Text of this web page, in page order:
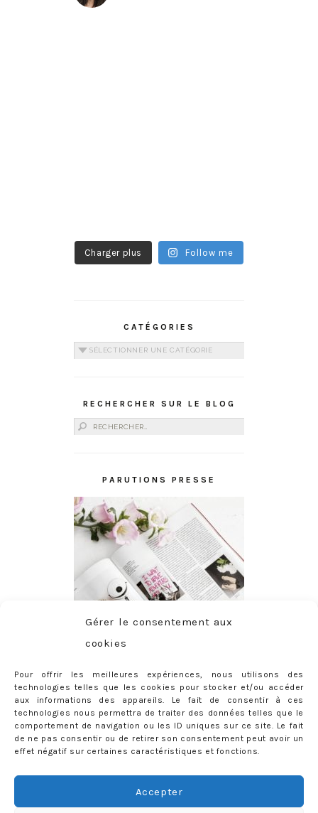
Gérer le consentement aux
cookies
Pour offrir les meilleures expériences, nous utilisons des
technologies telles que les cookies pour stocker et/ou accéder
aux informations des appareils. Le fait de consentir à ces
technologies nous permettra de traiter des données telles que le
comportement de navigation ou les ID uniques sur ce site. Le fait
de ne pas consentir ou de retirer son consentement peut avoir un
effet négatif sur certaines caractéristiques et fonctions.
Accepter
Charger plus Follow me
CATÉGORIES
Catégories
RECHERCHER SUR LE BLOG
Rechercher :
PARUTIONS PRESSE
ABONNEMENT
Adresse